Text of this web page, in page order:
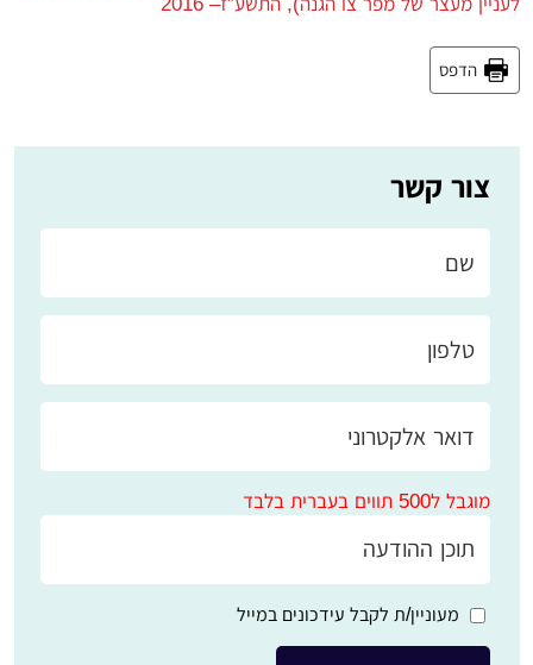
צור קשר
מוגבל ל500 תווים בעברית בלבד
מעוניין/ת לקבל עידכונים במייל
הדפס